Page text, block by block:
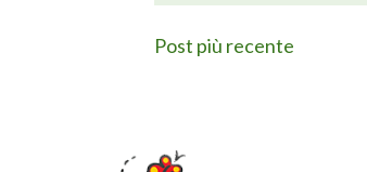
Post più recente